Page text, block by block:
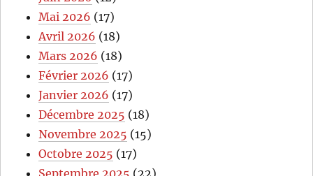
Mai 2026 (17)
Avril 2026 (18)
Mars 2026 (18)
Février 2026 (17)
Janvier 2026 (17)
Décembre 2025 (18)
Novembre 2025 (15)
Octobre 2025 (17)